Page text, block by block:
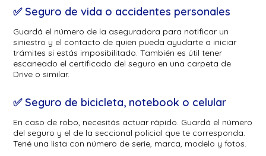
✅ Seguro de vida o accidentes personales
Guardá el número de la aseguradora para notificar un
siniestro y el contacto de quien pueda ayudarte a iniciar
trámites si estás imposibilitado. También es útil tener
escaneado el certificado del seguro en una carpeta de
Drive o similar.
✅ Seguro de bicicleta, notebook o celular
En caso de robo, necesitás actuar rápido. Guardá el número
del seguro y el de la seccional policial que te corresponda.
Tené una lista con número de serie, marca, modelo y fotos.